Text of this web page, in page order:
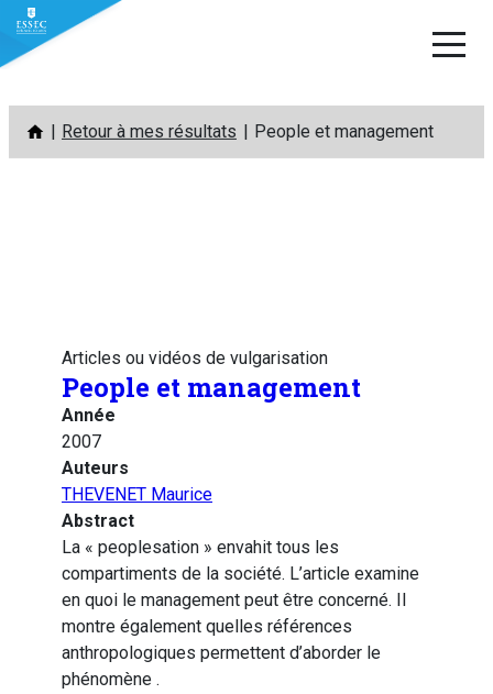
Aller
contenu
Retour à mes résultats People et management
Articles ou vidéos de vulgarisation
People et management
Année
2007
Auteurs
THEVENET Maurice
Abstract
La « peoplesation » envahit tous les
compartiments de la société. L’article examine
en quoi le management peut être concerné. Il
montre également quelles références
anthropologiques permettent d’aborder le
phénomène .